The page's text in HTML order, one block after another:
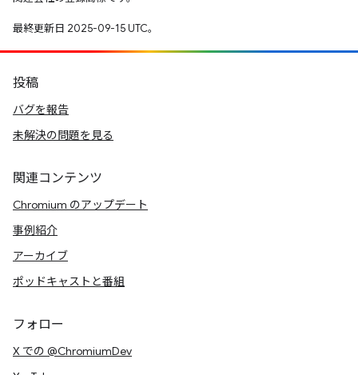
最終更新日 2025-09-15 UTC。
投稿
バグを報告
未解決の問題を見る
関連コンテンツ
Chromium のアップデート
事例紹介
アーカイブ
ポッドキャストと番組
フォロー
X での @ChromiumDev